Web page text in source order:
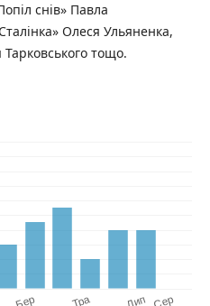
снів» Павла
Олеся Ульяненка,
Тарковського тощо.